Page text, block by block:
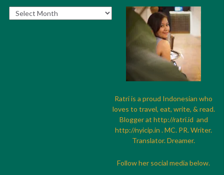
Archives
Ratri is a proud Indonesian who
loves to travel, eat, write, & read.
Blogger at http://ratri.id and
http://nyicip.in . MC. PR. Writer.
Translator. Dreamer.
Follow her social media below.